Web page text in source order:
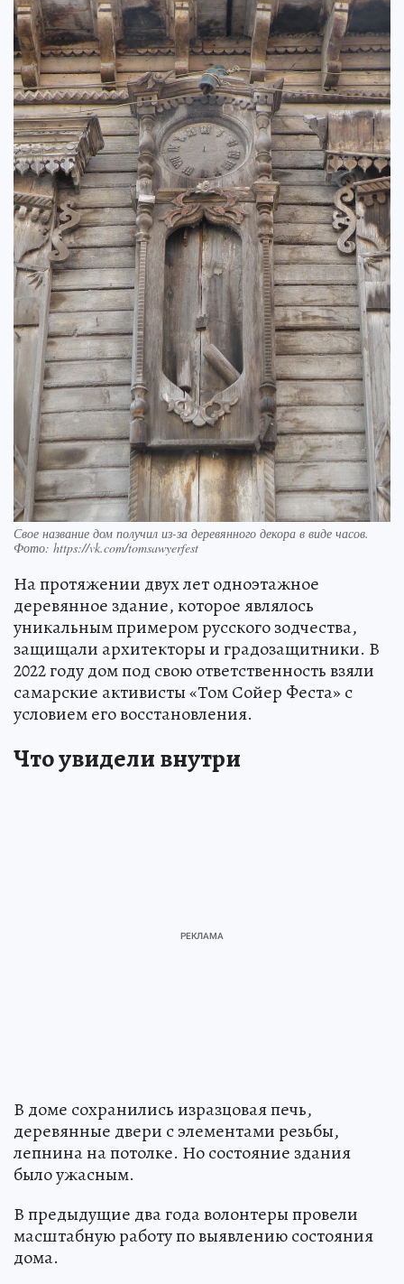
Свое название дом получил из-за деревянного декора в виде часов.
Фото: https://vk.com/tomsawyerfest
На протяжении двух лет одноэтажное
деревянное здание, которое являлось
уникальным примером русского зодчества,
защищали архитекторы и градозащитники. В
2022 году дом под свою ответственность взяли
самарские активисты «Том Сойер Феста» с
условием его восстановления.
Что увидели внутри
В доме сохранились изразцовая печь,
деревянные двери с элементами резьбы,
лепнина на потолке. Но состояние здания
было ужасным.
В предыдущие два года волонтеры провели
масштабную работу по выявлению состояния
дома.